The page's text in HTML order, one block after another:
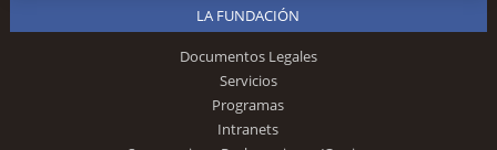
LA FUNDACIÓN
Documentos Legales
Servicios
Programas
Intranets